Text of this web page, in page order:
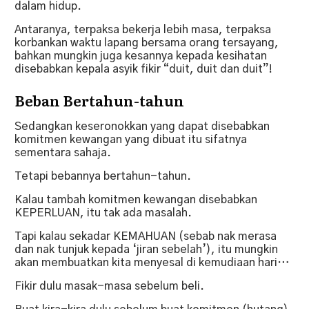
dalam hidup.
Antaranya, terpaksa bekerja lebih masa, terpaksa
korbankan waktu lapang bersama orang tersayang,
bahkan mungkin juga kesannya kepada kesihatan
disebabkan kepala asyik fikir “duit, duit dan duit”!
Beban Bertahun-tahun
Sedangkan keseronokkan yang dapat disebabkan
komitmen kewangan yang dibuat itu sifatnya
sementara sahaja.
Tetapi bebannya bertahun-tahun.
Kalau tambah komitmen kewangan disebabkan
KEPERLUAN, itu tak ada masalah.
Tapi kalau sekadar KEMAHUAN (sebab nak merasa
dan nak tunjuk kepada ‘jiran sebelah’), itu mungkin
akan membuatkan kita menyesal di kemudiaan hari…
Fikir dulu masak-masa sebelum beli.